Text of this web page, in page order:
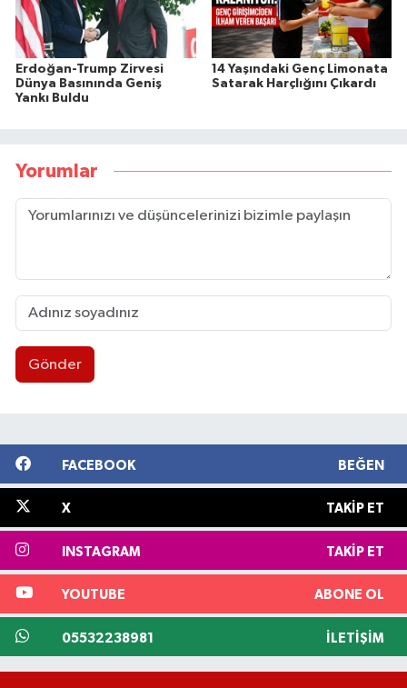
Erdoğan-Trump Zirvesi
Dünya Basınında Geniş
Yankı Buldu
14 Yaşındaki Genç Limonata
Satarak Harçlığını Çıkardı
Yorumlar
Gönder
FACEBOOK BEĞEN
X TAKIP ET
INSTAGRAM TAKIP ET
YOUTUBE ABONE OL
05532238981 İLETIŞIM